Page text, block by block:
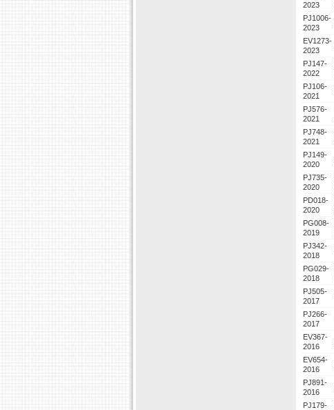
2023
PJ1006-
2023
EV1273-
2023
PJ147-
2022
PJ106-
2021
PJ576-
2021
PJ748-
2021
PJ149-
2020
PJ735-
2020
PD018-
2020
PG008-
2019
PJ342-
2018
PG029-
2018
PJ505-
2017
PJ266-
2017
EV367-
2016
EV654-
2016
PJ891-
2016
PJ179-